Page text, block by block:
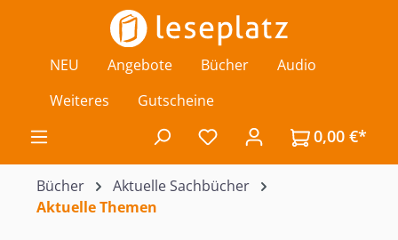
Zum Hauptinhalt springen
NEU Angebote Bücher
Audio
Weiteres
Gutscheine
Du hast 0 Produkte auf
0,00 €*
Bücher
Aktuelle Sachbücher
Aktuelle Themen